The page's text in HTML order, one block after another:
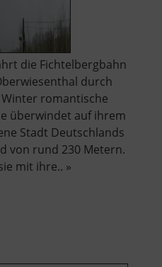
die Fichtelbergbahn
durch
romantische
überwindet auf ihrem
Stadt Deutschlands
von rund 230 Metern.
mit ihre.. »